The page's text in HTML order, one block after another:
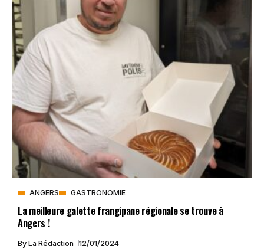
ANGERS GASTRONOMIE
La meilleure galette frangipane régionale se trouve à
Angers !
By La Rédaction 12/01/2024